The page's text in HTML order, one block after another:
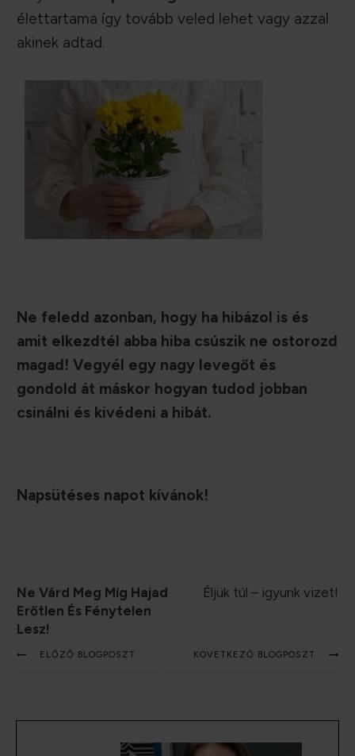
élettartama így tovább veled lehet vagy azzal
akinek adtad.
Ne feledd azonban, hogy ha hibázol is és
amit elkezdtél abba hiba csúszik ne ostorozd
magad! Vegyél egy nagy levegőt és
gondold át máskor hogyan tudod jobban
csinálni és kivédeni a hibát.
Napsütéses napot kívánok!
Ne Várd Meg Míg Hajad
Erőtlen És Fénytelen
Lesz!
Éljük túl – igyunk vizet!
ELŐZŐ BLOGPOSZT KÖVETKEZŐ BLOGPOSZT